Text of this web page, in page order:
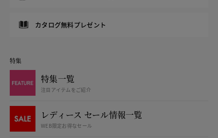
カタログ無料プレゼント
特集
特集一覧
注目アイテムをご紹介
レディース セール情報一覧
WEB限定お得なセール